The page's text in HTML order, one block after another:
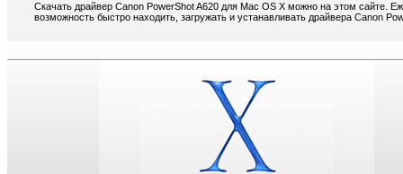
Скачать драйвер Canon PowerShot A620 для Mac OS X можно на этом сайте.
возможность быстро находить, загружать и устанавливать драйвера Canon